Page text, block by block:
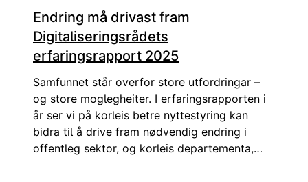
befolkningen.
Endring må drivast fram
Digitaliseringsrådets
erfaringsrapport 2025
Samfunnet står overfor store utfordringar –
og store moglegheiter. I erfaringsrapporten i
år ser vi på korleis betre nyttestyring kan
bidra til å drive fram nødvendig endring i
offentleg sektor, og korleis departementa,